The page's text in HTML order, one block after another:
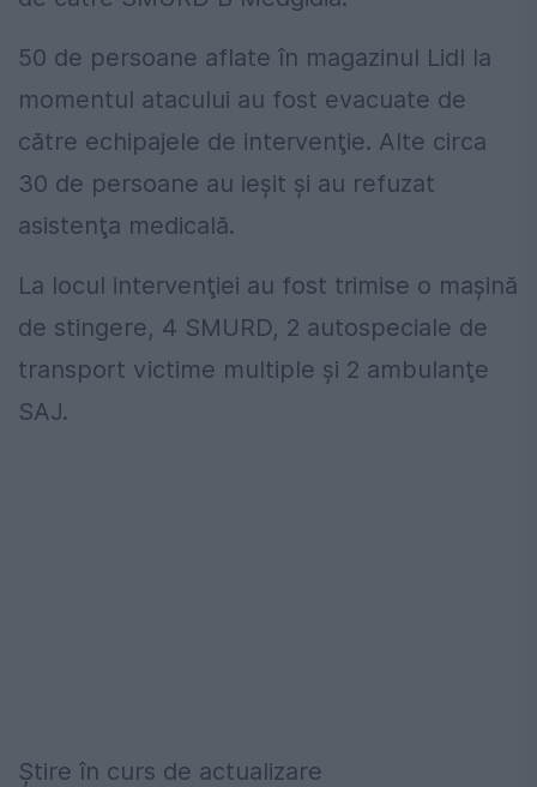
50 de persoane aflate în magazinul Lidl la
momentul atacului au fost evacuate de
către echipajele de intervenţie. Alte circa
30 de persoane au ieşit şi au refuzat
asistenţa medicală.
La locul intervenţiei au fost trimise o maşină
de stingere, 4 SMURD, 2 autospeciale de
transport victime multiple şi 2 ambulanţe
SAJ.
Știre în curs de actualizare